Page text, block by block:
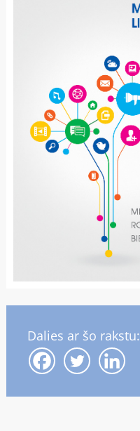
Dalies ar šo rakstu: